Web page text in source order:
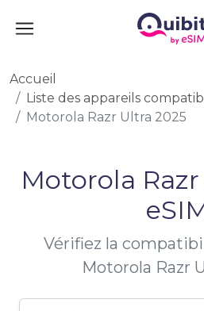
Accueil
Liste des appareils
Motorola Razr Ultra 2025
Motorola
Vérifiez la
Motorola Razr